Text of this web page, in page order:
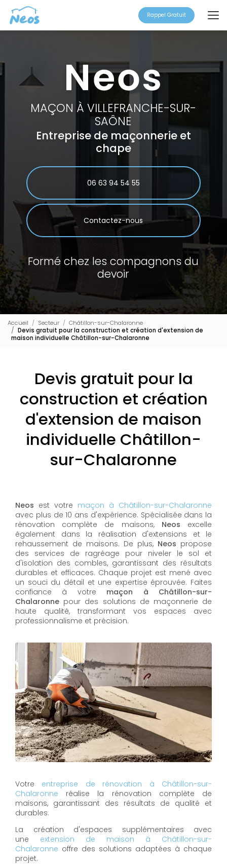
contenu
principal
Rappel Gratuit
MAÇON À VILLEFRANCHE-SUR-
SAÔNE
Entreprise de maçonnerie et
chape
06 63 94 54 55
Contactez-nous
Formé chez les compagnons du
devoir
Accueil Secteur
Châtillon-sur-Chalaronne
Devis gratuit pour la construction et création d'extension de
maison individuelle Châtillon-sur-Chalaronne
Devis gratuit pour la
construction et création
d'extension de maison
individuelle Châtillon-
sur-Chalaronne
Neos est votre maçon à Châtillon-sur-Chalaronne
avec plus de 10 ans d'expérience. Spécialisée dans la
rénovation complète de maisons, Neos excelle
également dans la réalisation d'extensions et le
rehaussement de maisons. De plus, Neos propose
des services de ragréage pour niveler le sol et
d'isolation des combles, garantissant des résultats
durables et efficaces. Chaque projet est mené avec
un souci du détail et une expertise éprouvée. Faites
confiance à votre maçon à Châtillon-sur-
Chalaronne pour des solutions de maçonnerie de
haute qualité, transformant vos espaces avec
professionnalisme et précision.
Votre entreprise de rénovation à Châtillon-sur-
Chalaronne réalise la rénovation complète de
maisons, garantissant des résultats de qualité et
durables.
La création d'espaces supplémentaires avec
une extension de maison à Châtillon-sur-
Chalaronne offre des solutions adaptées à chaque
projet.